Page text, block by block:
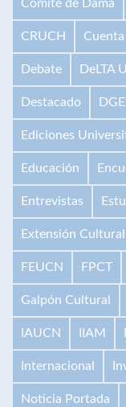
Comité de Dama
CRUCH
Debate DeLTA
Destacado DGE
Ediciones
Educación
Entrevistas
Extensión Cultural
FEUCN FPCT
Galpón Cultural
IAUCN IIAM
Internacional
Noticia Portada